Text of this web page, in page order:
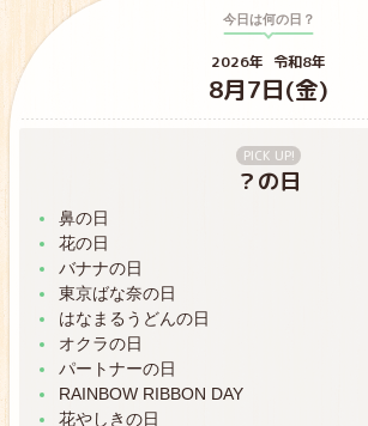
今日は何の日？
2026年 令和8年
8月7日(金)
PICK UP!
？の日
鼻の日
花の日
バナナの日
東京ばな奈の日
はなまるうどんの日
オクラの日
パートナーの日
RAINBOW RIBBON DAY
花やしきの日
7月31日
蓄音機の日
8月1日
水の日
8月2日